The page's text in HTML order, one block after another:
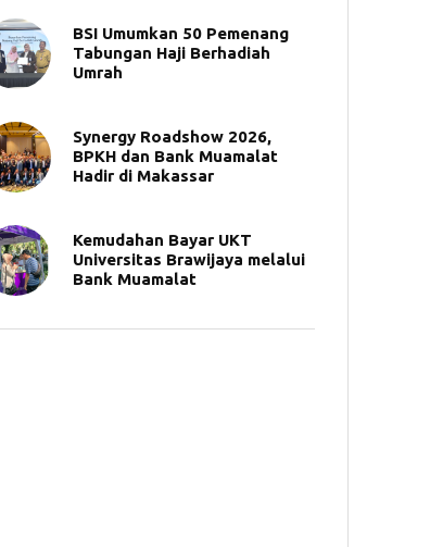
BSI Umumkan 50 Pemenang
Tabungan Haji Berhadiah
Umrah
Synergy Roadshow 2026,
BPKH dan Bank Muamalat
Hadir di Makassar
Kemudahan Bayar UKT
Universitas Brawijaya melalui
Bank Muamalat